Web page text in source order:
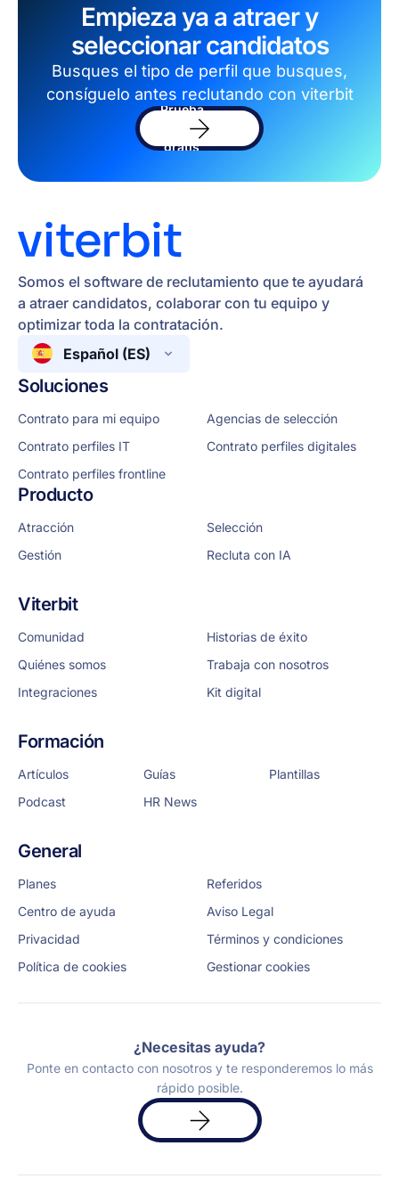
Empieza ya a atraer y
seleccionar candidatos
Busques el tipo de perfil que busques,
consíguelo antes reclutando con viterbit
Prueba
sofware
gratis
Somos el software de reclutamiento que te ayudará
a atraer candidatos, colaborar con tu equipo y
optimizar toda la contratación.
Español (ES)
Soluciones
Contrato para mi equipo
Agencias de selección
Contrato perfiles IT
Contrato perfiles digitales
Contrato perfiles frontline
Producto
Atracción
Selección
Gestión
Recluta con IA
Viterbit
Comunidad
Historias de éxito
Quiénes somos
Trabaja con nosotros
Integraciones
Kit digital
Formación
Artículos Guías
Plantillas
Podcast
HR News
General
Planes
Referidos
Centro de ayuda
Aviso Legal
Privacidad
Términos y condiciones
Política de cookies
Gestionar cookies
¿Necesitas ayuda?
Ponte en contacto con nosotros y te responderemos lo más
rápido posible.
Solicita
una
demo